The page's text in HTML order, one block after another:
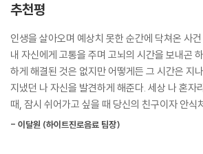
02. 체하지 않는 돈
04. 의리에 살고 의리에 죽다가 그냥 죽는다.
05. 돈의 생명력을 키우려면
06. 힘을 줄 때 줄 것
07. 당신에게 흐르는 파장을 바꿔라
08. 나만 돈을 어렵게 버는 것 같을 때
09. 남들보다 더 크게 날렸다면
냈음에도 이를 당연하게 여기는 사람들뿐 누구하
는 이가 없다. 시간이 흐를수록 역할과 책임이 더
에 짓눌려 힘들어도 핸들을 쉽게 틀수도, 멈출 수
있는 고단한 당신에게 친구가 되어주고자 한다.
이 책은 일상 속에서 무너진 자존감, 송곳보다 아
영혼 없이 출근하는 직장, 자본주의 사회에서 벗
반복되는 멘탈붕괴에 대해 누구나 한번 쯤 겪어
추천평
인생을 살아오며 예상치 못한 순간에 닥쳐온 사
내 자신에게 고통을 주며 고뇌의 시간을 보내곤
하게 해결된 것은 없지만 어떻게든 그 시간은 지
지냈던 나 자신을 발견하게 해준다. 세상 나 혼자
때, 잠시 쉬어가고 싶을 때 당신의 친구이자 안식
- 이달원 (하이트진로음료 팀장)